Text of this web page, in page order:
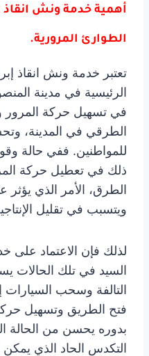
أهمية خدمة ونش انقاذ
الطوارئ المرورية.
تعتبر خدمة ونش انقاذ
الرئيسية في مدينة
في تسهيل حركة المرور
الطرقي في المدينة،
للمواطنين. ففي حالة
ذلك في تعطيل حركة
الطرق، الأمر الذي يؤثر
ويتسبب في تقليل
لذلك فإن الاعتماد على
السيد في تلك الحالات
التالفة وسحب السيارات
فتح الطريق وتسهيل
بدوره يحسن من الحالة
التكدس الحاد الذي